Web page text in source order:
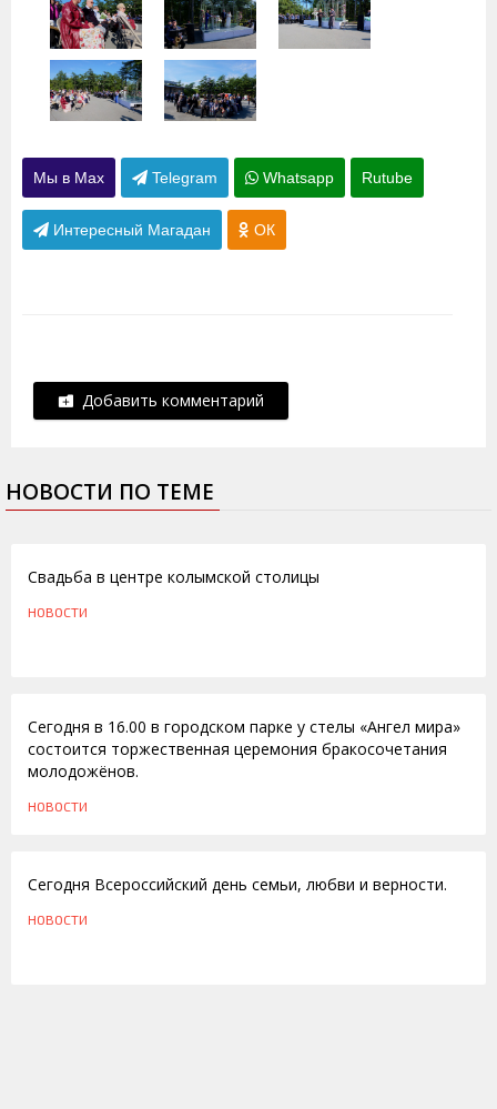
Мы в Max Telegram Whatsapp Rutube
Интересный Магадан ОК
Добавить комментарий
НОВОСТИ ПО ТЕМЕ
Свадьба в центре колымской столицы
НОВОСТИ
Сегодня в 16.00 в городском парке у стелы «Ангел мира»
состоится торжественная церемония бракосочетания
молодожёнов.
НОВОСТИ
Сегодня Всероссийский день семьи, любви и верности.
НОВОСТИ